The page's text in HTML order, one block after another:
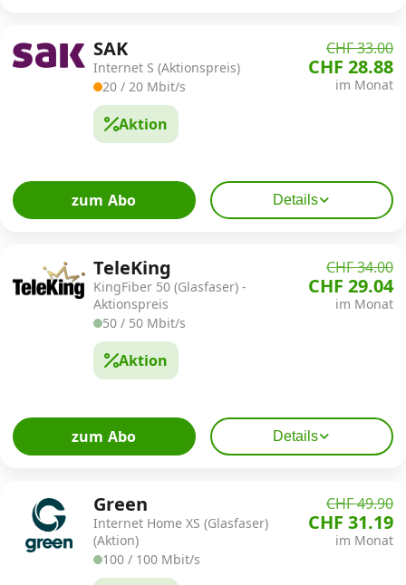
SAK
Internet S (Aktionspreis)
20 / 20 Mbit/s
Aktion
CHF 33.00
CHF 28.88
im Monat
zum Abo Details
TeleKing
KingFiber 50 (Glasfaser) -
Aktionspreis
50 / 50 Mbit/s
Aktion
CHF 34.00
CHF 29.04
im Monat
zum Abo Details
Green
Internet Home XS (Glasfaser)
(Aktion)
100 / 100 Mbit/s
CHF 49.90
CHF 31.19
im Monat